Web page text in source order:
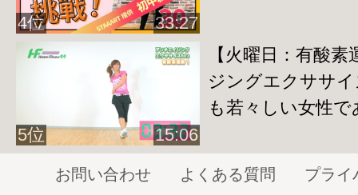
4位 33:27
5位 15:06
【火曜日：有酸
ジングエクササ
も若々しい女性
お問い合わせ よくある質問
プライ